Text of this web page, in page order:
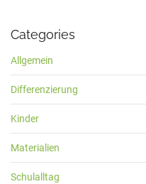
Categories
Allgemein
Differenzierung
Kinder
Materialien
Schulalltag